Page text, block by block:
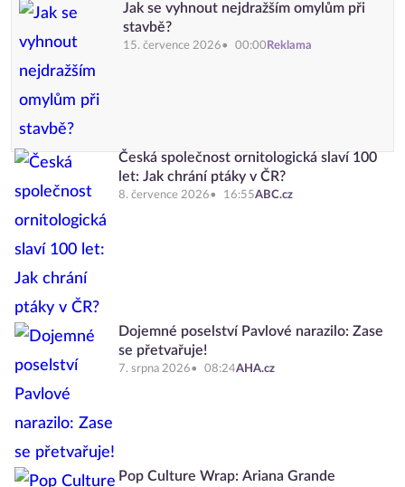
Jak se vyhnout nejdražším omylům při
stavbě?
15. července 2026 00:00 Reklama
Česká společnost ornitologická slaví 100
let: Jak chrání ptáky v ČR?
8. července 2026 16:55ABC.cz
Dojemné poselství Pavlové narazilo: Zase
se přetvařuje!
7. srpna 2026 08:24AHA.cz
Pop Culture Wrap: Ariana Grande